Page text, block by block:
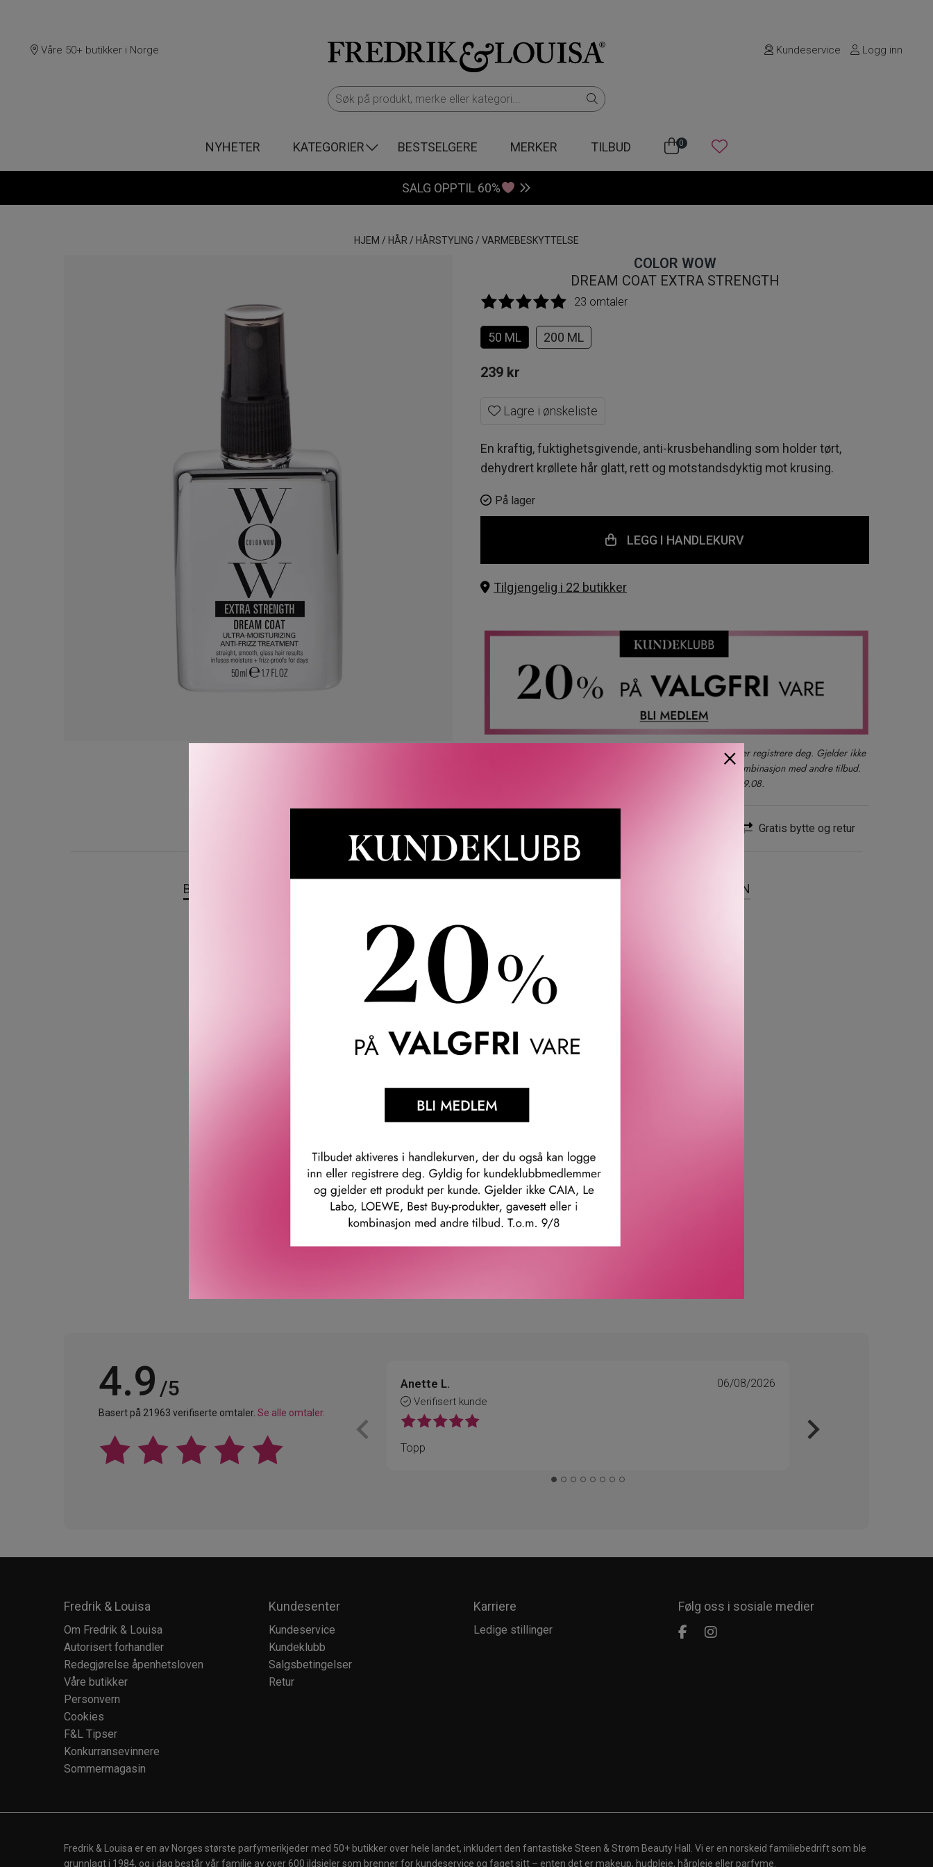
Våre 50+ butikker i Norge Kundeservice Logg inn
NYHETER KATEGORIER BESTSELGERE MERKER TILBUD 0
SALG OPPTIL 60%
HJEM / HÅR / HÅRSTYLING / VARMEBESKYTTELSE
COLOR WOW
DREAM COAT EXTRA STRENGTH
23 omtaler
50 ML 200 ML
239 kr
Lagre i ønskeliste
En kraftig, fuktighetsgivende, anti-krusbehandling som holder tørt,
dehydrert krøllete hår glatt, rett og motstandsdyktig mot krusing.
På lager
LEGG I HANDLEKURV
Tilgjengelig i 22 butikker
Rabatten aktiveres i handlekurven der du også kan logge inn eller registrere deg. Gjelder ikke
CAIA, Le Labo, LOEWE, Best Buy-produkter, gavesett eller i kombinasjon med andre tilbud.
Gjelder kun ett kjøp per kunde t.o.m. 09.08.
Gratis bytte og retur
BESKRIVELSE OM MERKEVAREN
Color WOW Extra Strength Dream Coat har banebrytende, ekstra kraftig anti-frizz-teknologi.
Fyller tørt, porøst hår utsatt for krusing med indre fuktighet som motvirker denne hårtypens naturlige trang til å
trekke inn atmosfærisk fuktighet som gjør håret mykt og fleksibelt. Gir langvarige resultater for hår som har blitt
fønet, glatt, takket være ultrakraftige (helt umerkelige) flex-elastiske polymerer som forsegler hårets kutikula, noe
· Prisvinnende vanntettingsteknologi blokkerer fuktighet + låser inn fuktighet for å forhindre at glatte, rette stiler
· Varmeaktivert formel inneholder varmebeskyttende midler.
Passer ekstremt tørt/dehydrert hår, porøst hår og krøllete/krøllete hår. Trygg for keratinbehandlet hår.
Leverandørs artikkelnummer: 298274
4.9 /5
Basert på 21963 verifiserte omtaler. Se alle omtaler.
Anette L.
Verifisert kunde
06/08/2026
Topp
Fredrik & Louisa
Om Fredrik & Louisa
Autorisert forhandler
Redegjørelse åpenhetsloven
Våre butikker
Personvern
Cookies
F&L Tipser
Konkurransevinnere
Sommermagasin
Kundesenter
Kundeservice
Kundeklubb
Salgsbetingelser
Retur
Karriere
Ledige stillinger
Følg oss i sosiale medier
Fredrik & Louisa er en av Norges største parfymerikjeder med 50+ butikker over hele landet, inkludert den fantastiske Steen & Strøm Beauty Hall. Vi er en norskeid familiebedrift som ble
grunnlagt i 1984, og i dag består vår familie av over 600 ildsjeler som brenner for kundeservice og faget sitt – enten det er makeup, hudpleie, hårpleie eller parfyme.
×